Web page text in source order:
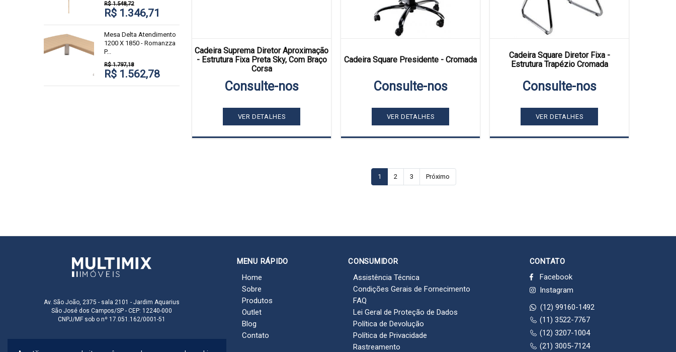
R$ 1.548,72
R$ 1.346,71
Mesa Delta Atendimento
1200 X 1850 - Romanzza
P...
R$ 1.797,18
R$ 1.562,78
Cadeira Suprema Diretor Aproximação
- Estrutura Fixa Preta Sky, Com Braço
Corsa
Consulte-nos
VER DETALHES
Cadeira Square Presidente - Cromada
Consulte-nos
VER DETALHES
Cadeira Square Diretor Fixa -
Estrutura Trapézio Cromada
Consulte-nos
VER DETALHES
1 2 3 Próximo
Av. São João, 2375 - sala 2101 - Jardim Aquarius
São José dos Campos/SP - CEP: 12240-000
CNPJ/MF sob o nº 17.051.162/0001-51
MENU RÁPIDO
Home
Sobre
Produtos
Outlet
Blog
Contato
CONSUMIDOR
Assistência Técnica
Condições Gerais de Fornecimento
FAQ
Lei Geral de Proteção de Dados
Política de Devolução
Política de Privacidade
Rastreamento
CONTATO
Facebook
Instagram
(12) 99160-1492
(11) 3522-7767
(12) 3207-1004
(21) 3005-7124